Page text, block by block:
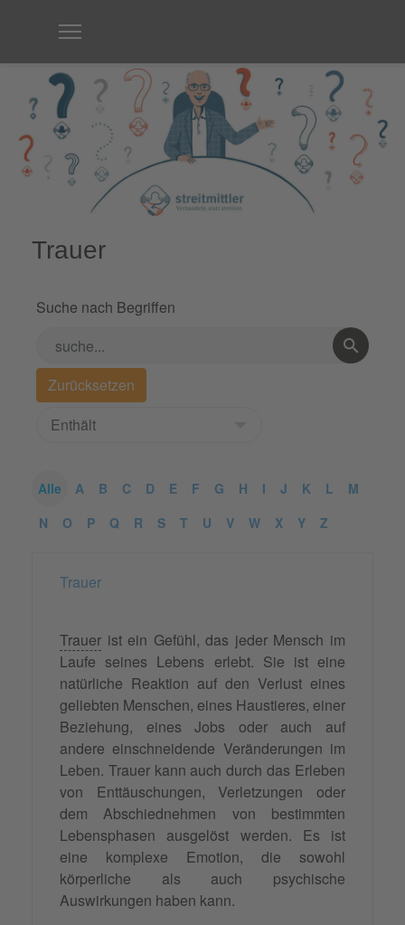
Trauer
Suche nach Begriffen
Alle A B C D E F G H I J K L
M
N
O P Q R S T U V W X Y Z
Trauer
Trauer ist ein Gefühl, das jeder Mensch im
Laufe seines Lebens erlebt. Sie ist eine
natürliche Reaktion auf den Verlust eines
geliebten Menschen, eines Haustieres, einer
Beziehung, eines Jobs oder auch auf
andere einschneidende Veränderungen im
Leben. Trauer kann auch durch das Erleben
von Enttäuschungen, Verletzungen oder
dem Abschiednehmen von bestimmten
Lebensphasen ausgelöst werden. Es ist
eine komplexe Emotion, die sowohl
körperliche als auch psychische
Auswirkungen haben kann.